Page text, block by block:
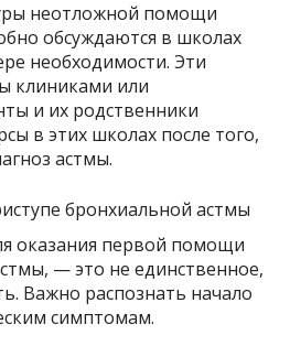
неотложной помощи
обсуждаются в школах
необходимости. Эти
клиниками или
и их родственники
в этих школах после того,
астмы.
оказания первой помощи
— это не единственное,
Важно распознать начало
симптомам.